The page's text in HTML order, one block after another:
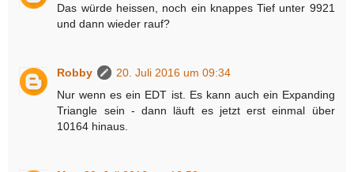
Das würde heissen, noch ein knappes Tief unter 9921
und dann wieder rauf?
Robby
20. Juli 2016 um 09:34
Nur wenn es ein EDT ist. Es kann auch ein Expanding
Triangle sein - dann läuft es jetzt erst einmal über
10164 hinaus.